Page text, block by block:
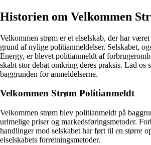
Historien om Velkommen
Velkommen strøm er et elselskab, der har
grund af nylige politianmeldelser. Selskabet,
Energy, er blevet politianmeldt af
skabt stor debat omkring deres praksis. Lad os
baggrunden for anmeldelserne.
Velkommen Strøm Politianmeldt
Velkommen strøm blev politianmeldt på
urimelige priser og markedsføringsmetoder.
handlinger mod selskabet har ført til en større
elselskabets forretningsmetoder.